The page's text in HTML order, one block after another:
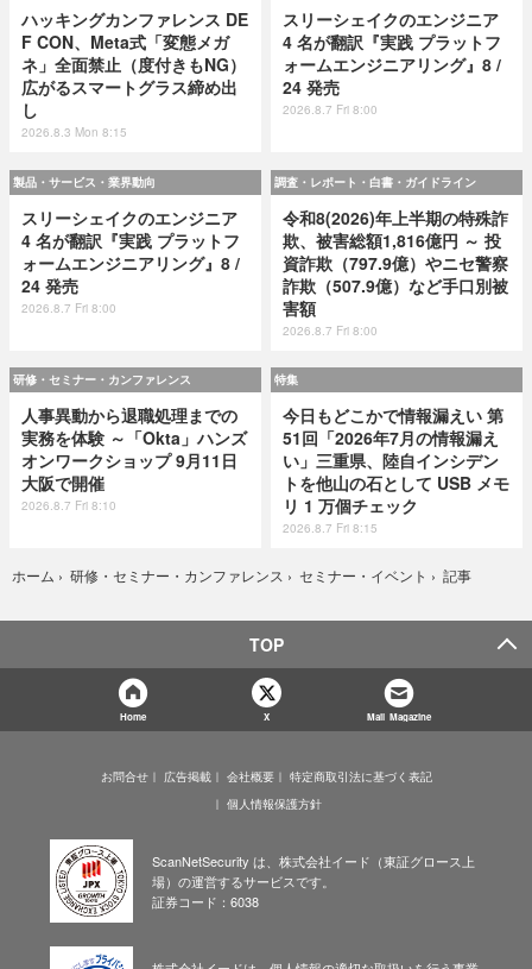
ハッキングカンファレンス DE
F CON、Meta式「変態メガ
ネ」全面禁止（度付きもNG）
広がるスマートグラス締め出
し
2026.8.3 Mon 8:15
スリーシェイクのエンジニア
4 名が翻訳『実践 プラットフ
ォームエンジニアリング』8 /
24 発売
2026.8.7 Fri 8:00
製品・サービス・業界動向
スリーシェイクのエンジニア
4 名が翻訳『実践 プラットフ
ォームエンジニアリング』8 /
24 発売
2026.8.7 Fri 8:00
調査・レポート・白書・ガイドライン
令和8(2026)年上半期の特殊詐
欺、被害総額1,816億円 ～ 投
資詐欺（797.9億）やニセ警察
詐欺（507.9億）など手口別被
害額
2026.8.7 Fri 8:00
研修・セミナー・カンファレンス
人事異動から退職処理までの
実務を体験 ～「Okta」ハンズ
オンワークショップ 9月11日
大阪で開催
2026.8.7 Fri 8:10
特集
今日もどこかで情報漏えい 第
51回「2026年7月の情報漏え
い」三重県、陸自インシデン
トを他山の石として USB メモ
リ 1 万個チェック
2026.8.7 Fri 8:15
ホーム › 研修・セミナー・カンファレンス › セミナー・イベント › 記事
TOP
Home X Mail Magazine
お問合せ 広告掲載 会社概要
特定商取引法に基づく表記
個人情報保護方針
ScanNetSecurity は、株式会社イード（東証グロース上
場）の運営するサービスです。
証券コード：6038